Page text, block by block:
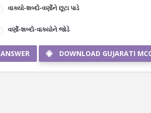
વાક્યો-શબ્દો-વર્ણોને છૂટા પાડે
વર્ણો-શબ્દો-વાક્યોને જોડે
ANSWER DOWNLOAD GUJARATI